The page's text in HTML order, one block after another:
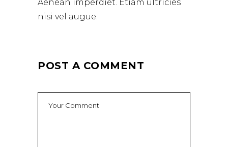
Aenean imperdiet. Etiam ultricies
nisi vel augue.
POST A COMMENT